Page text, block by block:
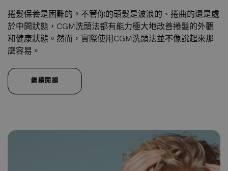
捲髮保養是困難的。不管你的頭髮是波浪的、捲曲的還是處
於中間狀態，CGM洗頭法都有能力極大地改善捲髮的外觀
和健康狀態。然而，實際使用CGM洗頭法並不像說起來那
麼容易。
繼續閱讀